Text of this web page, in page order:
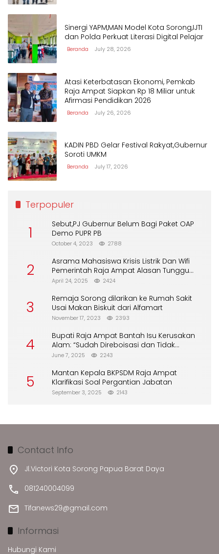
Sinergi YAPM,MAN Model Kota Sorong,IJTI
dan Polda Perkuat Literasi Digital Pelajar
Beranda July 28, 2026
Atasi Keterbatasan Ekonomi, Pemkab
Raja Ampat Siapkan Rp 18 Miliar untuk
Afirmasi Pendidikan 2026
Beranda July 26, 2026
KADIN PBD Gelar Festival Rakyat,Gubernur
Soroti UMKM
Beranda July 17, 2026
Terpopuler
1
Sebut,PJ Gubernur Belum Bagi Paket OAP
Demo PUPR PB
October 4, 2023 2788
2
Asrama Mahasiswa Krisis Listrik Dan Wifi
Pemerintah Raja Ampat Alasan Tunggu
DPA
April 24, 2025 2424
3
Remaja Sorong dilarikan ke Rumah Sakit
Usai Makan Biskuit dari Alfamart
November 17, 2023 2393
4
Bupati Raja Ampat Bantah Isu Kerusakan
Alam: “Sudah Direboisasi dan Tidak
Merusak Lingkungan”
June 7, 2025 2243
5
Mantan Kepala BKPSDM Raja Ampat
Klarifikasi Soal Pergantian Jabatan
September 3, 2025 2143
Contact Info
Jl.Victori Kota Sorong Papua Barat Daya
081240004099
Tifanews29@gmail.com
Informasi
Hubungi Kami